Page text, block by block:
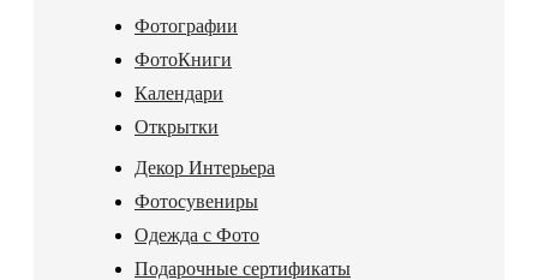
Фотографии
ФотоКниги
Календари
Открытки
Декор Интерьера
Фотосувениры
Одежда с Фото
Подарочные сертификаты